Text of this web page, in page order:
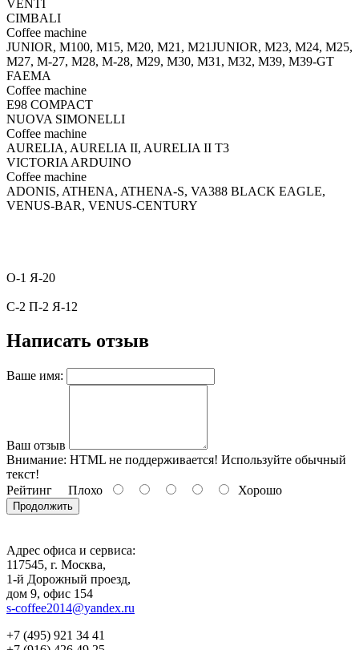
VENTI
CIMBALI
Coffee machine
JUNIOR, M100, M15, M20, M21, M21JUNIOR, M23, M24, M25,
M27, M-27, M28, M-28, M29, M30, M31, M32, M39, M39-GT
FAEMA
Coffee machine
E98 COMPACT
NUOVA SIMONELLI
Coffee machine
AURELIA, AURELIA II, AURELIA II T3
VICTORIA ARDUINO
Coffee machine
ADONIS, ATHENA, ATHENA-S, VA388 BLACK EAGLE,
VENUS-BAR, VENUS-CENTURY
О-1 Я-20
С-2 П-2 Я-12
Написать отзыв
Ваше имя:
Ваш отзыв
Внимание: HTML не поддерживается! Используйте обычный
текст!
Рейтинг Плохо Хорошо
Продолжить
Адрес офиса и сервиса:
117545, г. Москва,
1-й Дорожный проезд,
дом 9, офис 154
s-coffee2014@yandex.ru
+7 (495) 921 34 41